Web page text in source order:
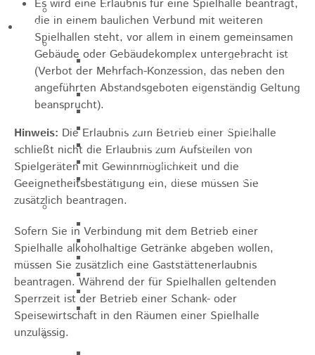
Stadtarchiv
Bauen / Wirtschaft
Allgemein
Energiegenossenschaft Rosenstein
eG
IHK Ostwürttemberg
Geoportal Ostwürttemberg
Wirtschaftsclub Ostwürttemberg
Arbeitsagentur
Gewerbe- und Handelsverein
Bauen
Bauleitplanung
ELR
Städtische Wohnbau-GmbH
Wohnbauplätze
Interessenliste
Soziale Stadt
Es wird eine Erlaubnis für eine Spielhalle beantragt,
die in einem baulichen Verbund mit weiteren
Spielhallen steht, vor allem in einem gemeinsamen
Gebäude oder Gebäudekomplex untergebracht ist
(Verbot der Mehrfach-Konzession, das neben den
angeführten Abstandsgeboten eigenständig Geltung
beansprucht).
Hinweis: Die Erlaubnis zum Betrieb einer Spielhalle
schließt nicht die Erlaubnis zum Aufstellen von
Spielgeräten mit Gewinnmöglichkeit und die
Geeignetheitsbestätigung ein, diese müssen Sie
zusätzlich beantragen.
Sofern Sie in Verbindung mit dem Betrieb einer
Spielhalle alkoholhaltige Getränke abgeben wollen,
müssen Sie zusätzlich eine Gaststättenerlaubnis
beantragen. Während der für Spielhallen geltenden
Sperrzeit ist der Betrieb einer Schank- oder
Speisewirtschaft in den Räumen einer Spielhalle
unzulässig.